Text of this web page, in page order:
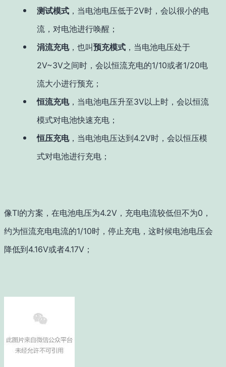
测试模式 ，当电池电压低于2V时，会以很小的电
流，对电池进行唤醒；
涓流充电，也叫预充模式 ，当电池电压处于
2V~3V之间时，会以恒流充电的1/10或者1/20电
流大小进行预充；
恒流充电，当电池电压升至3V以上时，会以恒流
模式对电池快速充电；
恒压充电，当电池电压达到4.2V时，会以恒压模
式对电池进行充电；
像TI的方案，在电池电压为4.2V，充电电流较低但不为0，
约为恒流充电电流的1/10时，停止充电，这时候电池电压会
降低到4.16V或者4.17V；